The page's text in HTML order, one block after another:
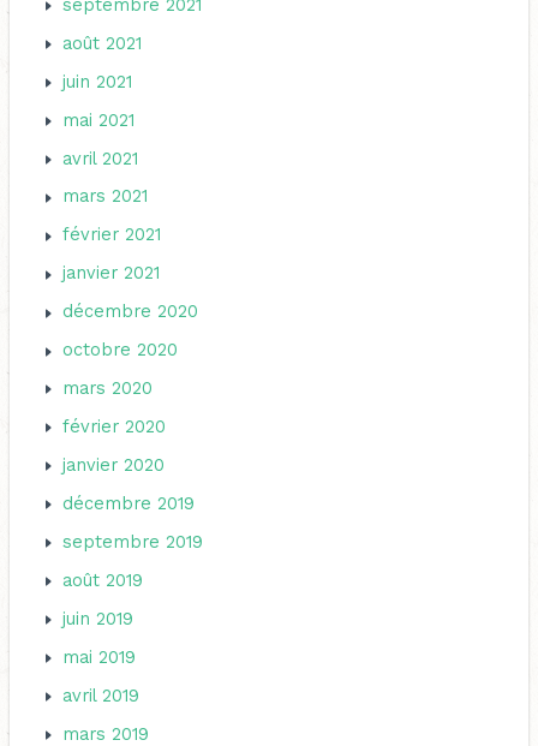
septembre 2021
août 2021
juin 2021
mai 2021
avril 2021
mars 2021
février 2021
janvier 2021
décembre 2020
octobre 2020
mars 2020
février 2020
janvier 2020
décembre 2019
septembre 2019
août 2019
juin 2019
mai 2019
avril 2019
mars 2019